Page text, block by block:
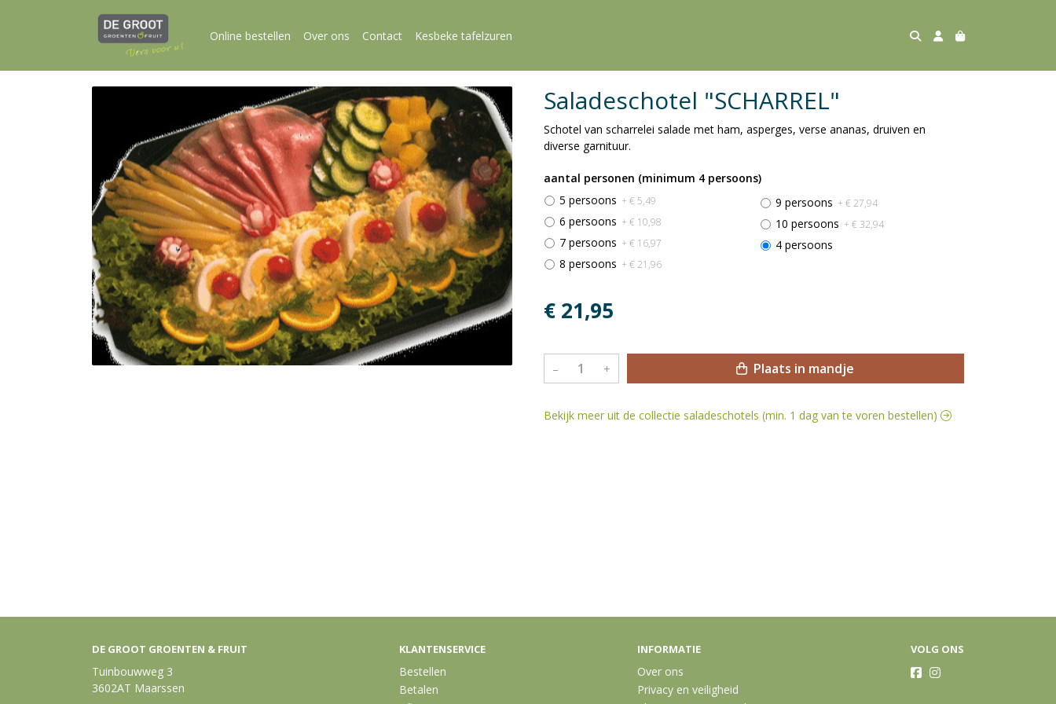
Online bestellen Over ons Contact Kesbeke tafelzuren
Saladeschotel "SCHARREL"
Schotel van scharrelei salade met ham, asperges, verse ananas, druiven en
diverse garnituur.
aantal personen (minimum 4 persoons)
5 persoons + € 5,49
6 persoons + € 10,98
7 persoons + € 16,97
8 persoons + € 21,96
9 persoons + € 27,94
10 persoons + € 32,94
4 persoons
€ 21,95
– + Plaats in mandje
Bekijk meer uit de collectie saladeschotels (min. 1 dag van te voren bestellen)
DE GROOT GROENTEN & FRUIT
Tuinbouwweg 3
3602AT Maarssen
KLANTENSERVICE
Bestellen
Betalen
INFORMATIE
Over ons
Privacy en veiligheid
VOLG ONS